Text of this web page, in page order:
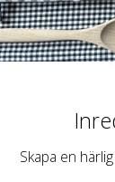
Skapa en